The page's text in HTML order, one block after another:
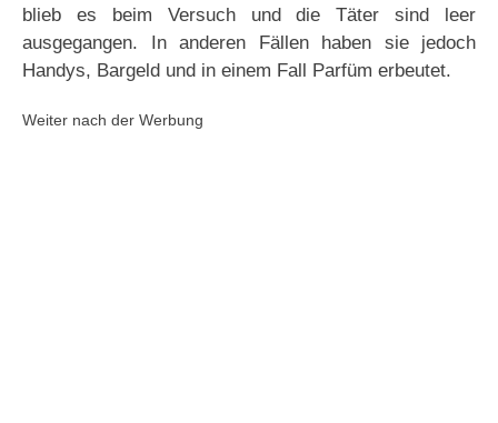
blieb es beim Versuch und die Täter sind leer
ausgegangen. In anderen Fällen haben sie jedoch
Handys, Bargeld und in einem Fall Parfüm erbeutet.
Weiter nach der Werbung